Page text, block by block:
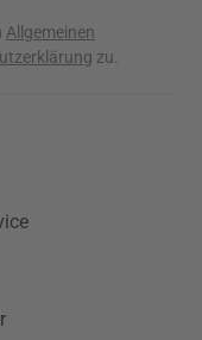
Allgemeinen
zu.